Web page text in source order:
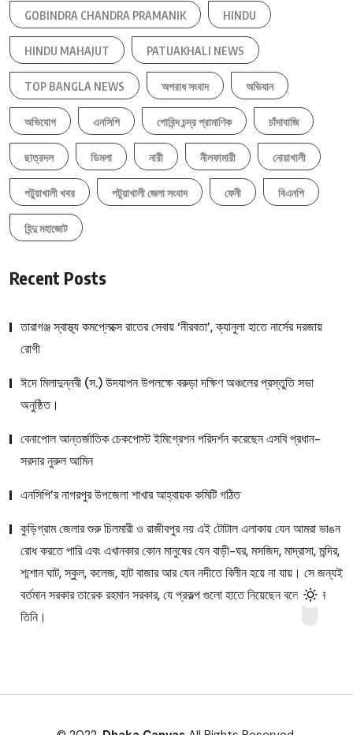
GOBINDRA CHANDRA PRAMANIK HINDU
HINDU MAHAJUT PATUAKHALI NEWS
TOP BANGLA NEWS অপরাধ সংবাদ অভিযান
অভিযোগ এনসিপি গোবিন্দ চন্দ্র প্রামাণিক চাঁদাবাজি
ছাত্রদল ডিমলা নারী নীলফামারী নোয়াখালী
পটুয়াখালী খবর পটুয়াখালী জেলা সংবাদ ফেনী বিএনপি
হিন্দু মহাজোট
Recent Posts
তারাগঞ্জ স্বাস্থ্য কমপ্লেক্সে রাতের সেবায় ‘নীরবতা’, ক্যানুলা হাতে নার্সের দরজায়
রোগী
ঈদে মিলাদুন্নবী (স.) উদযাপন উপলক্ষে বরুড়া দক্ষিণ অঞ্চলের প্রস্তুতি সভা
অনুষ্ঠিত।
বেনাপোল আন্তর্জাতিক চেকপোস্ট ইমিগ্রেশন পরিদর্শন করেছেন এসবি প্রধান-
সরদার নুরুল আমিন
এনসিপি’র নাগরপুর উপজেলা শাখার আহ্বায়ক কমিটি গঠিত
কুড়িগ্রাম জেলার শুরু চিলমারী ও রাজীবপুর নয় এই টোটাল এলাকায় যেন আমরা ভাঙন
রোধ করতে পারি এবং এখানকার কোন মানুষের যেন বাড়ী-ঘর, মসজিদ, মাদ্রাসা, মন্দির,
শ্মশান ঘাট, স্কুল, কলেজ, হাট বাজার আর যেন নদীতে বিলীন হয়ে না যায়। সে জন্যই
বর্তমান সরকার তারেক রহমান সরকার, যে প্রকল্প গুলো হাতে নিয়েছেন বলে জানান
তিনি।